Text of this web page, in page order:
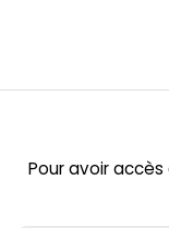
Pour avoir